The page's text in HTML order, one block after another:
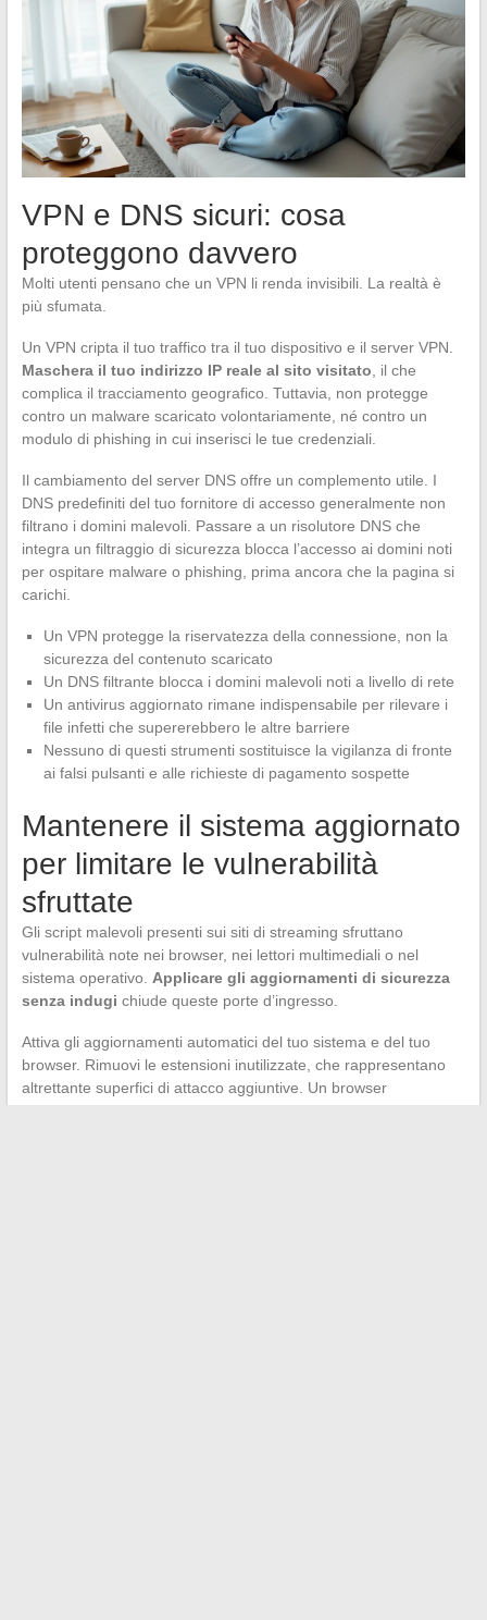
VPN e DNS sicuri: cosa
proteggono davvero
Molti utenti pensano che un VPN li renda invisibili. La realtà è
più sfumata.
Un VPN cripta il tuo traffico tra il tuo dispositivo e il server VPN.
Maschera il tuo indirizzo IP reale al sito visitato, il che
complica il tracciamento geografico. Tuttavia, non protegge
contro un malware scaricato volontariamente, né contro un
modulo di phishing in cui inserisci le tue credenziali.
Il cambiamento del server DNS offre un complemento utile. I
DNS predefiniti del tuo fornitore di accesso generalmente non
filtrano i domini malevoli. Passare a un risolutore DNS che
integra un filtraggio di sicurezza blocca l’accesso ai domini noti
per ospitare malware o phishing, prima ancora che la pagina si
carichi.
Un VPN protegge la riservatezza della connessione, non la
sicurezza del contenuto scaricato
Un DNS filtrante blocca i domini malevoli noti a livello di rete
Un antivirus aggiornato rimane indispensabile per rilevare i
file infetti che supererebbero le altre barriere
Nessuno di questi strumenti sostituisce la vigilanza di fronte
ai falsi pulsanti e alle richieste di pagamento sospette
Mantenere il sistema aggiornato
per limitare le vulnerabilità
sfruttate
Gli script malevoli presenti sui siti di streaming sfruttano
vulnerabilità note nei browser, nei lettori multimediali o nel
sistema operativo. Applicare gli aggiornamenti di sicurezza
senza indugi chiude queste porte d’ingresso.
Attiva gli aggiornamenti automatici del tuo sistema e del tuo
browser. Rimuovi le estensioni inutilizzate, che rappresentano
altrettante superfici di attacco aggiuntive. Un browser